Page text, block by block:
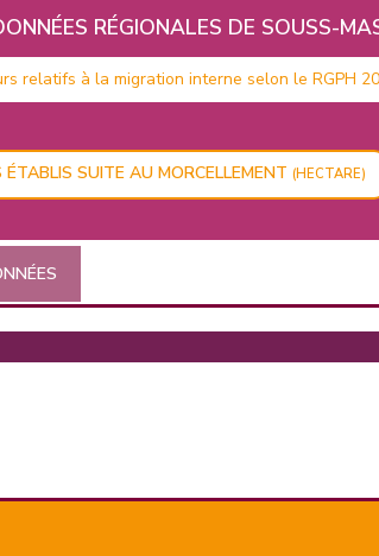
RÉGIONALES DE SOUSS-
relatifs à la migration interne selon le RGPH
ÉTABLIS SUITE AU MORCELLEMENT (HECTARE)